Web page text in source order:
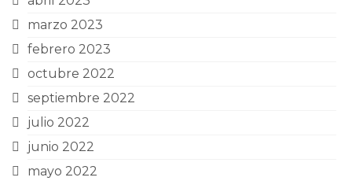
marzo 2023
febrero 2023
octubre 2022
septiembre 2022
julio 2022
junio 2022
mayo 2022